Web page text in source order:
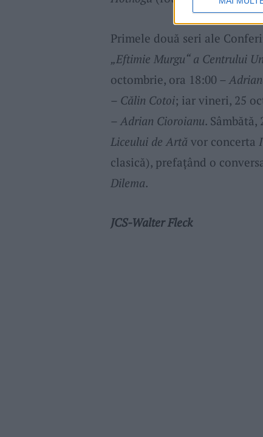
Primele două seri ale
„Eftimie Murgu“ a Centrului
octombrie, ora 18:00 –
– Călin Cotoi; iar vineri, 25
– Adrian Cioroianu.
Liceului de Artă vor concerta
clasică), prefațând o
Dilema.
JCS-Walter Fleck